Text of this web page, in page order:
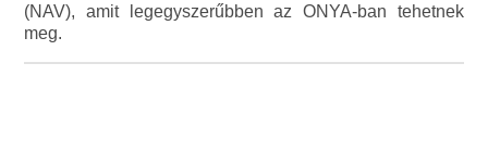
(NAV), amit legegyszerűbben az ONYA-ban tehetnek
meg.